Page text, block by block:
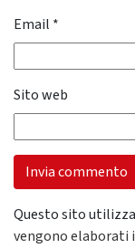
Email *
Sito web
Questo sito
vengono elaborati